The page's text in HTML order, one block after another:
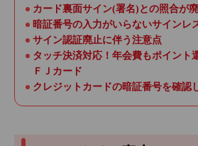
カード裏面サイン(署名)との照合が
暗証番号の入力がいらないサインレ
サイン認証廃止に伴う注意点
タッチ決済対応！年会費もポイント
ＦＪカード
クレジットカードの暗証番号を確認